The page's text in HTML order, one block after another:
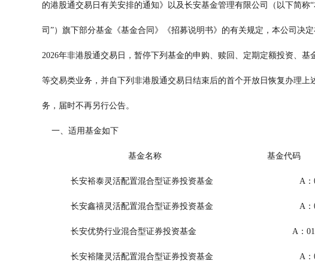
的港股通交易日有关安排的通知》以及长安基金管理有限公司（以下简
司”）旗下部分基金《基金合同》《招募说明书》的有关规定，本公司决
2026年非港股通交易日，暂停下列基金的申购、赎回、定期定额投资、
等交易类业务，并自下列非港股通交易日结束后的首个开放日恢复办理上
                务，届时不再另行公告。
                    一、适用基金如下
                                                    基金名称                                            基金代码
长安裕泰灵活配置混合型证券投资基金
长安鑫禧灵活配置混合型证券投资基金
长安优势行业混合型证券投资基金
长安裕隆灵活配置混合型证券投资基金